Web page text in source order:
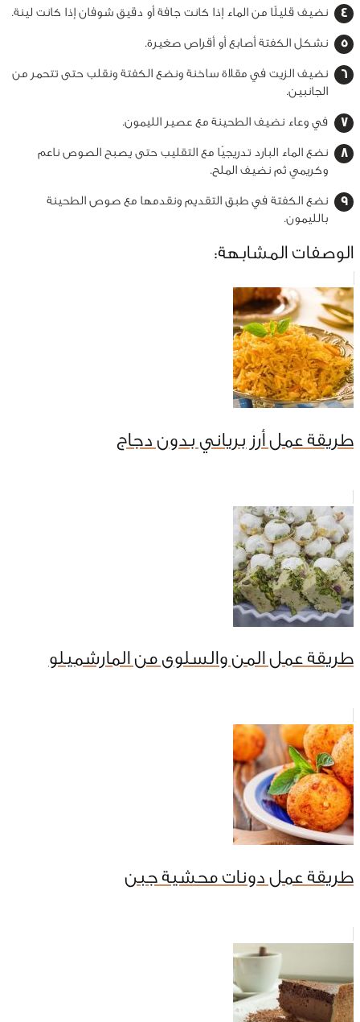
نضيف قليلًا من الماء إذا كانت جافة أو دقيق شوفان إذا كانت لينة.
نشكل الكفتة أصابع أو أقراص صغيرة.
نضيف الزيت في مقلاة ساخنة ونضع الكفتة ونقلب حتى تتحمر من
الجانبين.
في وعاء نضيف الطحينة مع عصير الليمون.
نضع الماء البارد تدريجيًا مع التقليب حتى يصبح الصوص ناعم
وكريمي ثم نضيف الملح.
نضع الكفتة في طبق التقديم ونقدمها مع صوص الطحينة
بالليمون.
الوصفات المشابهة:
طريقة عمل أرز برياني بدون دجاج
طريقة عمل المن والسلوى من المارشميلو
طريقة عمل دونات محشية جبن